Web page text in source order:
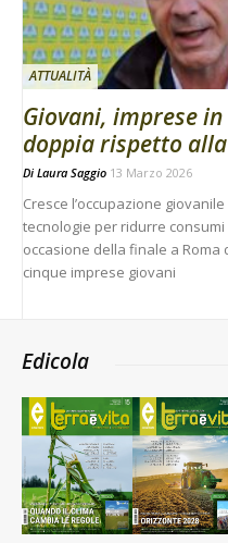
ATTUALITÀ
Giovani, imprese
doppia rispetto
Di Laura Saggio 13 Marzo 2026
Cresce l’occupazione
tecnologie per ridurre consumi
occasione della finale a Roma
cinque imprese giovani
Edicola